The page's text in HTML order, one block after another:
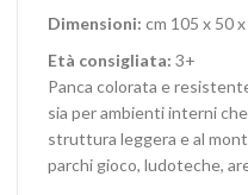
Dimensioni: cm 105 x 50 x
Età consigliata: 3+
Panca colorata e
sia per ambienti interni
struttura leggera e al
parchi gioco, ludoteche,